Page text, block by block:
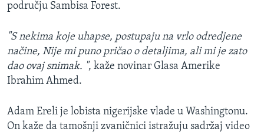
području Sambisa Forest.
"S nekima koje uhapse, postupaju na vrlo odredjene
načine, Nije mi puno pričao o detaljima, ali mi je zato
dao ovaj snimak. ", kaže novinar Glasa Amerike
Ibrahim Ahmed.
Adam Ereli je lobista nigerijske vlade u Washingtonu.
On kaže da tamošnji zvaničnici istražuju sadržaj video